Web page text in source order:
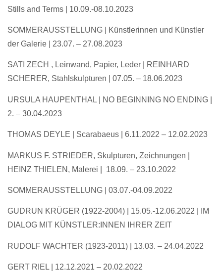
Stills and Terms | 10.09.-08.10.2023
SOMMERAUSSTELLUNG | Künstlerinnen und Künstler
der Galerie | 23.07. – 27.08.2023
SATI ZECH , Leinwand, Papier, Leder | REINHARD
SCHERER, Stahlskulpturen | 07.05. – 18.06.2023
URSULA HAUPENTHAL | NO BEGINNING NO ENDING |
2. – 30.04.2023
THOMAS DEYLE | Scarabaeus | 6.11.2022 – 12.02.2023
MARKUS F. STRIEDER, Skulpturen, Zeichnungen |
HEINZ THIELEN, Malerei | 18.09. – 23.10.2022
SOMMERAUSSTELLUNG | 03.07.-04.09.2022
GUDRUN KRÜGER (1922-2004) | 15.05.-12.06.2022 | IM
DIALOG MIT KÜNSTLER:INNEN IHRER ZEIT
RUDOLF WACHTER (1923-2011) | 13.03. – 24.04.2022
GERT RIEL | 12.12.2021 – 20.02.2022